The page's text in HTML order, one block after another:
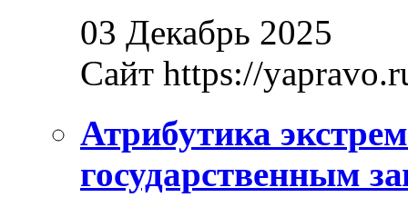
03 Декабрь 2025
Сайт https://
Атрибутика
государственным